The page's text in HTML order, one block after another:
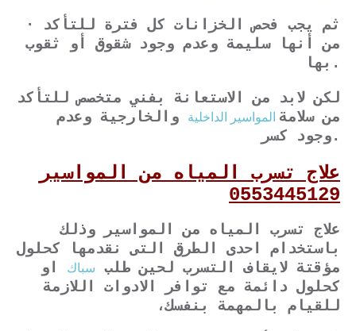
· ثم يجب فحص الخزانات كل فترة للتأكد
من أنها سليمة وعدم وجود شقوق أو ثقوب
بها.
لكن لابد من الاستعانة بفني متخصص للتأكد
من سلامة المواسير الداخلية والخارجية وعدم
وجود كسر.
علاج تسرب المياه من المواسير
0553445129
علاج تسرب المياه من المواسير وذلك
باستخدام احدى الطرق التى نقدمها كحلول
مؤقتة لايقاف التسرب لحين طلب سباك او
كحلول دائمة مع توافر الادوات اللازمة
للقيام بالمهمة بنفسك،